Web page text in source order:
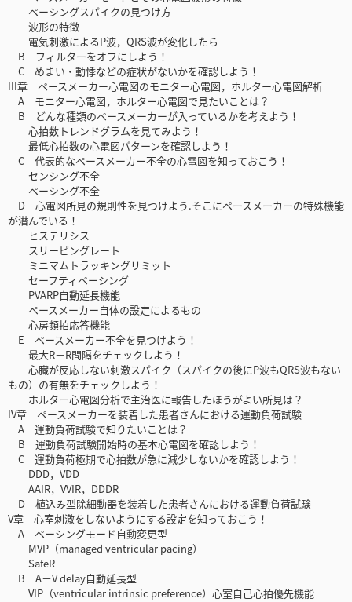
ペーシングスパイクの見つけ方
波形の特徴
電気刺激によるP波，QRS波が変化したら
B フィルターをオフにしよう！
C めまい・動悸などの症状がないかを確認しよう！
III章 ペースメーカー心電図のモニター心電図，ホルター心電図解析
A モニター心電図，ホルター心電図で見たいことは？
B どんな種類のペースメーカーが入っているかを考えよう！
心拍数トレンドグラムを見てみよう！
最低心拍数の心電図パターンを確認しよう！
C 代表的なペースメーカー不全の心電図を知っておこう！
センシング不全
ペーシング不全
D 心電図所見の規則性を見つけよう.そこにペースメーカーの特殊機能
が潜んでいる！
ヒステリシス
スリーピングレート
ミニマムトラッキングリミット
セーフティペーシング
PVARP自動延長機能
ペースメーカー自体の設定によるもの
心房頻拍応答機能
E ペースメーカー不全を見つけよう！
最大R－R間隔をチェックしよう！
心臓が反応しない刺激スパイク（スパイクの後にP波もQRS波もない
もの）の有無をチェックしよう！
ホルター心電図分析で主治医に報告したほうがよい所見は？
IV章 ペースメーカーを装着した患者さんにおける運動負荷試験
A 運動負荷試験で知りたいことは？
B 運動負荷試験開始時の基本心電図を確認しよう！
C 運動負荷極期で心拍数が急に減少しないかを確認しよう！
DDD，VDD
AAIR，VVIR，DDDR
D 植込み型除細動器を装着した患者さんにおける運動負荷試験
V章 心室刺激をしないようにする設定を知っておこう！
A ペーシングモード自動変更型
MVP（managed ventricular pacing）
SafeR
B A－V delay自動延長型
VIP（ventricular intrinsic preference）心室自己心拍優先機能